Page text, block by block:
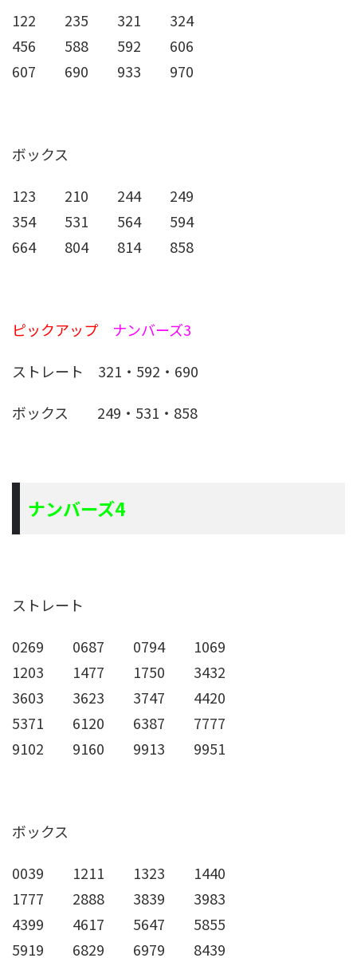
122 235 321 324
456 588 592 606
607 690 933 970
ボックス
123 210 244 249
354 531 564 594
664 804 814 858
ピックアップ
ナンバーズ3
ストレート 321・592・690
ボックス 249・531・858
ナンバーズ4
ストレート
0269 0687 0794 1069
1203 1477 1750 3432
3603 3623 3747 4420
5371 6120 6387 7777
9102 9160 9913 9951
ボックス
0039 1211 1323 1440
1777 2888 3839 3983
4399 4617 5647 5855
5919 6829 6979 8439